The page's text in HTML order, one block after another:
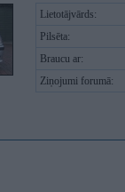
Lietotājvārds:
Pilsēta:
Braucu ar:
Ziņojumi forumā: